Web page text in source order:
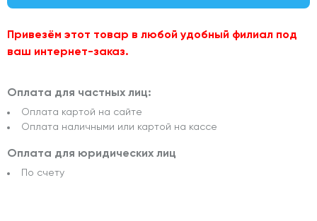
Привезём этот товар в любой удобный филиал под
ваш интернет-заказ.
Оплата для частных лиц:
Оплата картой на сайте
Оплата наличными или картой на кассе
Оплата для юридических лиц
По счету